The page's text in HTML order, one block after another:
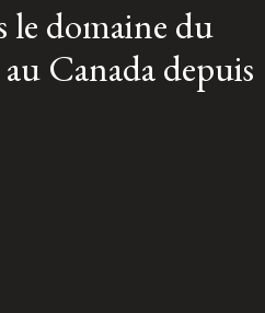
le domaine du
Canada depuis